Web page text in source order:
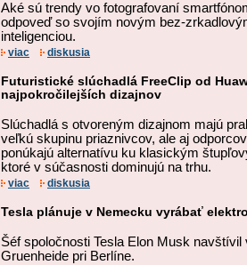
Aké sú trendy vo fotografovaní
odpoveď so svojím novým bez-
inteligenciou.
viac diskusia
Futuristické slúchadlá FreeClip od
najpokročilejších dizajnov
Slúchadlá s otvoreným dizajnom majú
veľkú skupinu priaznivcov, ale aj
ponúkajú alternatívu ku klasickým
ktoré v súčasnosti dominujú na trhu.
viac diskusia
Tesla plánuje v Nemecku vyrábať
Šéf spoločnosti Tesla Elon Musk
Gruenheide pri Berlíne.